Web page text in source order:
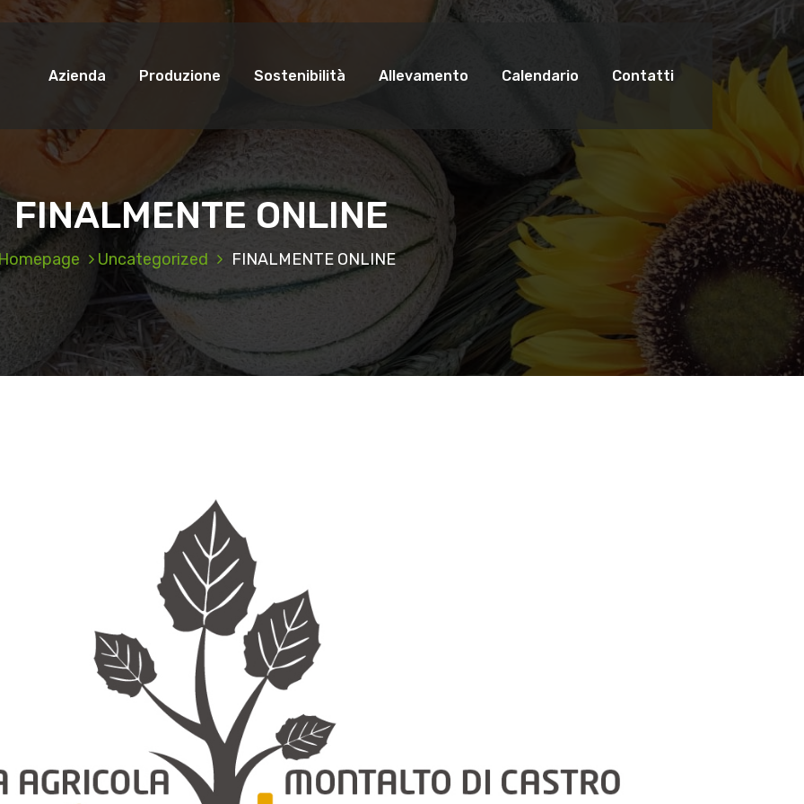
Azienda Produzione Sostenibilità Allevamento Calendario Contatti
FINALMENTE ONLINE
Homepage Uncategorized FINALMENTE ONLINE